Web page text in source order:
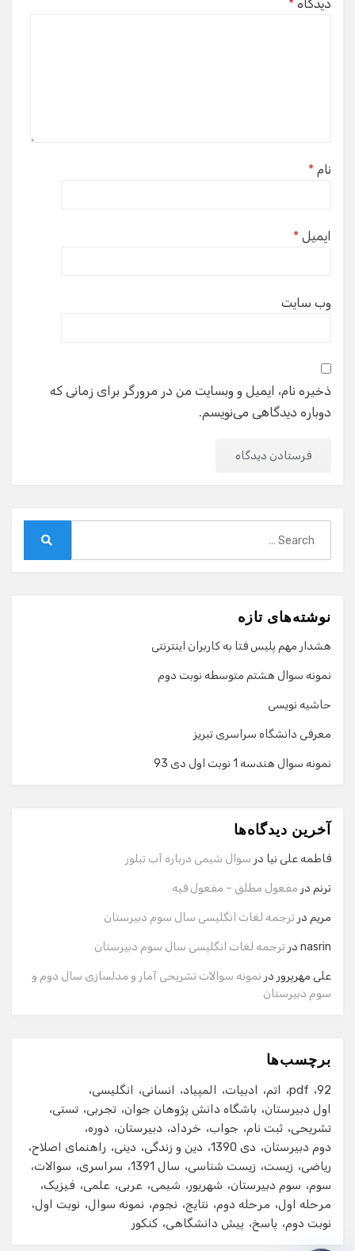
دیدگاه *
نام *
ایمیل *
وب‌ سایت
ذخیره نام، ایمیل و وبسایت من در مرورگر برای زمانی که
دوباره دیدگاهی می‌نویسم.
نوشته‌های تازه
هشدار مهم پلیس فتا به کاربران اینترنتی
نمونه سوال هشتم متوسطه نوبت دوم
حاشیه نویسی
معرفی دانشگاه سراسری تبریز
نمونه سوال هندسه 1 نوبت اول دی 93
آخرین دیدگاه‌ها
فاطمه علی نیا در سوال شیمی درباره آب تبلور
ترنم در مفعول مطلق – مفعول فیه
مریم در ترجمه لغات انگلیسی سال سوم دبیرستان
nasrin در ترجمه لغات انگلیسی سال سوم دبیرستان
علی مهرپرور در نمونه سوالات تشریحی آمار و مدلسازی سال دوم و
سوم دبیرستان
برچسب‌ها
92
pdf اتم ادبیات المپیاد انسانی
انگلیسی
اول دبیرستان
باشگاه دانش پژوهان جوان تجربی تستی
تشریحی ثبت نام جواب خرداد دبیرستان
دوره
دوم دبیرستان
دی 1390 دین و زندگی دینی
راهنمای اصلاح
ریاضی
زیست زیست شناسی سال 1391 سراسری
سوالات
سوم
سوم دبیرستان شهریور شیمی عربی علمی
فیزیک
مرحله اول
مرحله دوم نتایج نجوم نمونه سوال
نوبت اول
نوبت دوم
پاسخ پیش دانشگاهی کنکور
گفت‌وگو با دستیار هوشمند
سلام! برای شروع گفت‌وگو لطفاً شماره تماس یا ایمیل خود را
وارد کنید.
ایمیل